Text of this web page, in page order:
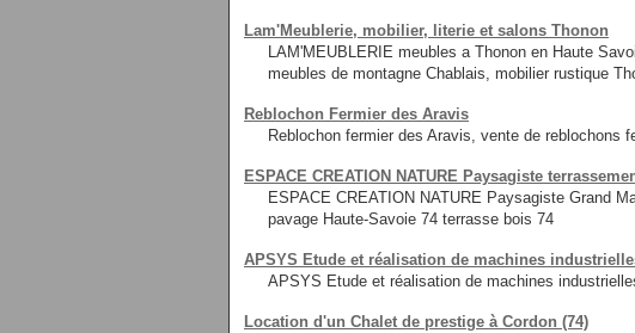
Lam'Meublerie, mobilier, literie et salons Thonon
LAM'MEUBLERIE meubles a Thonon en Haute
meubles de montagne Chablais, mobilier rustique
Reblochon Fermier des Aravis
Reblochon fermier des Aravis, vente de reblochons
ESPACE CREATION NATURE Paysagiste
ESPACE CREATION NATURE Paysagiste Grand
pavage Haute-Savoie 74 terrasse bois 74
APSYS Etude et réalisation de machines
APSYS Etude et réalisation de machines
Location d'un Chalet de prestige à Cordon (74)